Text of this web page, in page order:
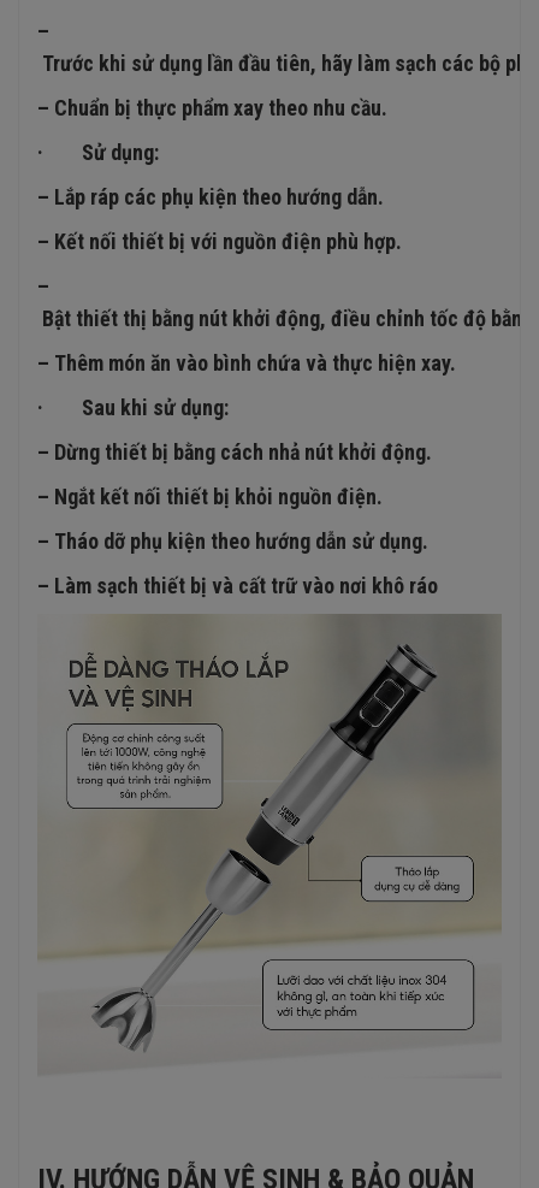
–
Trước khi sử dụng lần đầu tiên, hãy làm sạch các bộ
– Chuẩn bị thực phẩm xay theo nhu cầu.
· Sử dụng:
– Lắp ráp các phụ kiện theo hướng dẫn.
– Kết nối thiết bị với nguồn điện phù hợp.
–
Bật thiết thị bằng nút khởi động, điều chỉnh tốc độ
– Thêm món ăn vào bình chứa và thực hiện xay.
· Sau khi sử dụng:
– Dừng thiết bị bằng cách nhả nút khởi động.
– Ngắt kết nối thiết bị khỏi nguồn điện.
– Tháo dỡ phụ kiện theo hướng dẫn sử dụng.
– Làm sạch thiết bị và cất trữ vào nơi khô ráo
IV. HƯỚNG DẪN VỆ SINH & BẢO QUẢN